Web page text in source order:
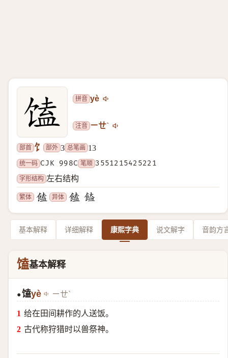
拼音 yè
注音 ㄧㄝˋ
部首 饣 部外 3 总笔画 13
统一码 CJK 998C 笔顺 3551215425221
字形结构 左右结构
繁体 异体
基本解释 详细解释 康熙字典 说文解字 音韵方
馌基本解释
●馌yè ㄧㄝˋ
给在田间耕作的人送饭。
古代称狩猎时以兽祭神。